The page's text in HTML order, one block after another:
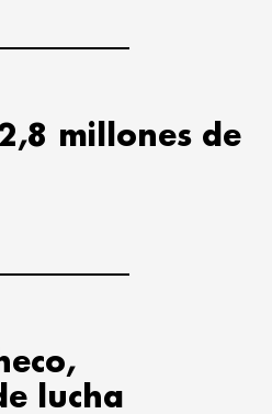
millones de
lucha